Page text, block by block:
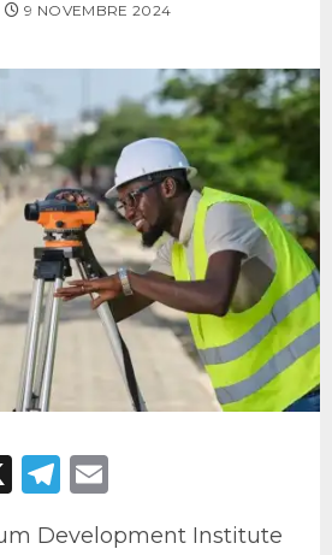
9 NOVEMBRE 2024
X Telegram
Development Institute